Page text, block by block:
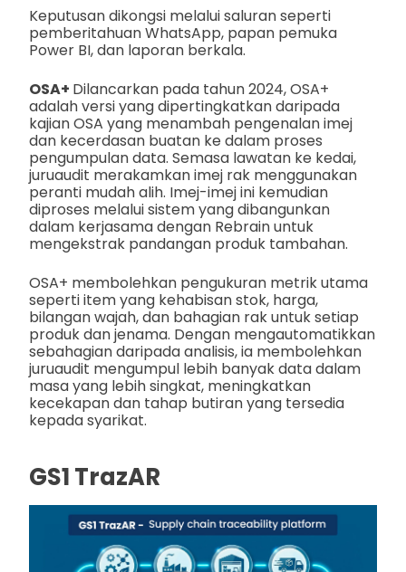
Keputusan dikongsi melalui saluran seperti
pemberitahuan WhatsApp, papan pemuka
Power BI, dan laporan berkala.
OSA+ Dilancarkan pada tahun 2024, OSA+
adalah versi yang dipertingkatkan daripada
kajian OSA yang menambah pengenalan imej
dan kecerdasan buatan ke dalam proses
pengumpulan data. Semasa lawatan ke kedai,
juruaudit merakamkan imej rak menggunakan
peranti mudah alih. Imej-imej ini kemudian
diproses melalui sistem yang dibangunkan
dalam kerjasama dengan Rebrain untuk
mengekstrak pandangan produk tambahan.
OSA+ membolehkan pengukuran metrik utama
seperti item yang kehabisan stok, harga,
bilangan wajah, dan bahagian rak untuk setiap
produk dan jenama. Dengan mengautomatikkan
sebahagian daripada analisis, ia membolehkan
juruaudit mengumpul lebih banyak data dalam
masa yang lebih singkat, meningkatkan
kecekapan dan tahap butiran yang tersedia
kepada syarikat.
GS1 TrazAR